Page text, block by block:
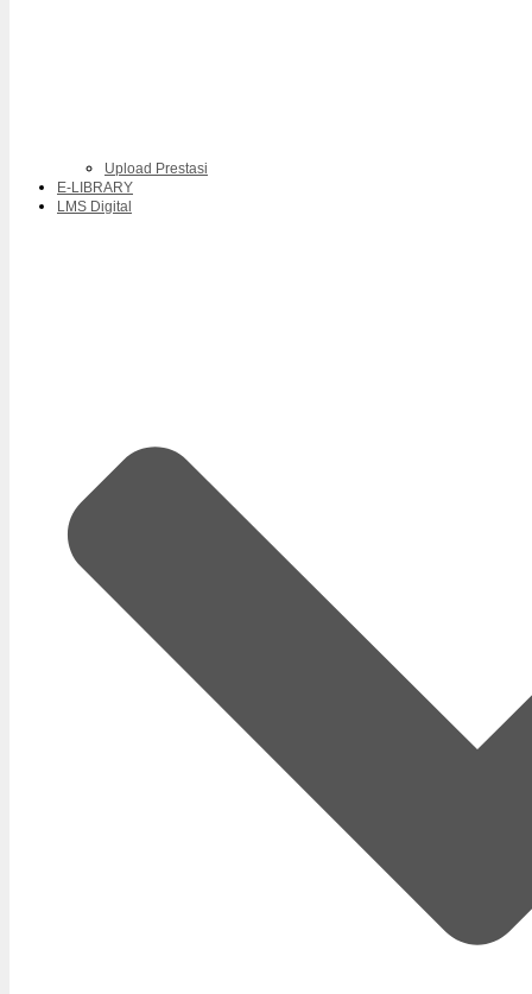
Upload Prestasi
E-LIBRARY
LMS Digital